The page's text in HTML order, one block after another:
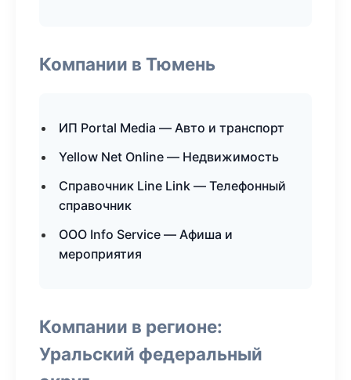
Компании в Тюмень
ИП Portal Media — Авто и транспорт
Yellow Net Online — Недвижимость
Справочник Line Link — Телефонный
справочник
ООО Info Service — Афиша и
мероприятия
Компании в регионе:
Уральский федеральный